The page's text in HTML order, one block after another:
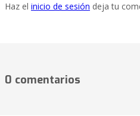
Haz el inicio de sesión deja tu
0 comentarios